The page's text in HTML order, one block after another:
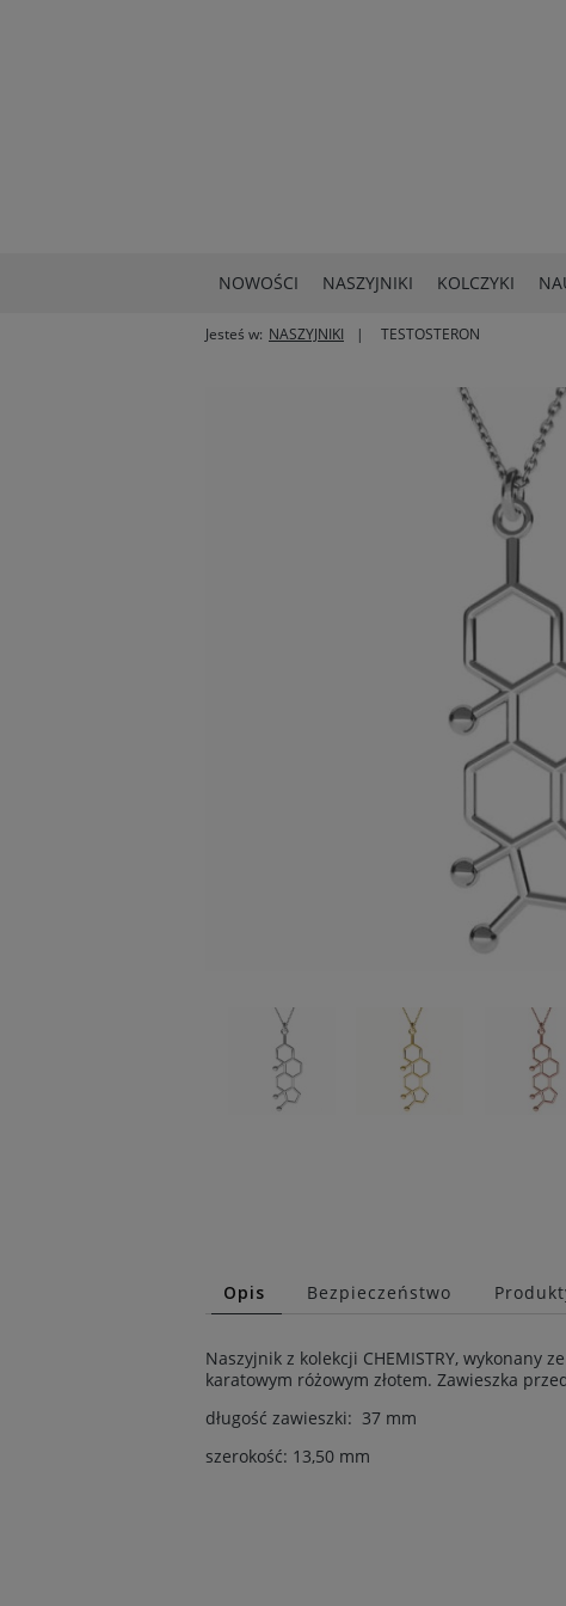
NOWOŚCI NASZYJNIKI KOLCZYKI
Jesteś w: NASZYJNIKI TESTOSTERON
Opis Bezpieczeństwo
Naszyjnik z kolekcji CHEMISTRY,
karatowym różowym złotem. Zawieszka
długość zawieszki: 37 mm
szerokość: 13,50 mm